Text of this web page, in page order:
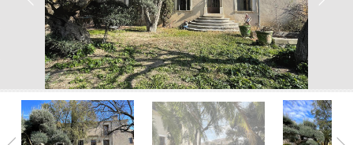
Facebook
Mijn selectie 0